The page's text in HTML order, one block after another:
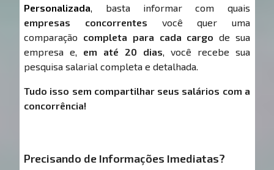
Personalizada, basta informar com quais
empresas concorrentes você quer uma
comparação completa para cada cargo de sua
empresa e, em até 20 dias, você recebe sua
pesquisa salarial completa e detalhada.
Tudo isso sem compartilhar seus salários com a
concorrência!
Precisando de Informações Imediatas?